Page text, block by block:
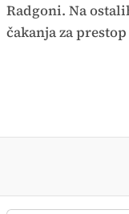
Radgoni. Na
čakanja za